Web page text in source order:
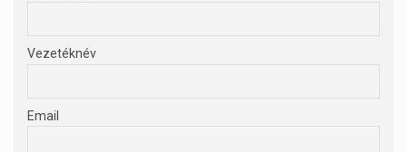
Vezetéknév
Email